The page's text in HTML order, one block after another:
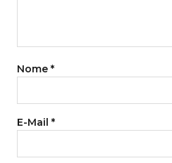
Nome *
E-Mail *